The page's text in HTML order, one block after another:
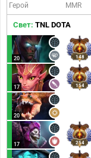
Герой MMR
Свет: TNL DOTA
20 148
17 154
20
17 254